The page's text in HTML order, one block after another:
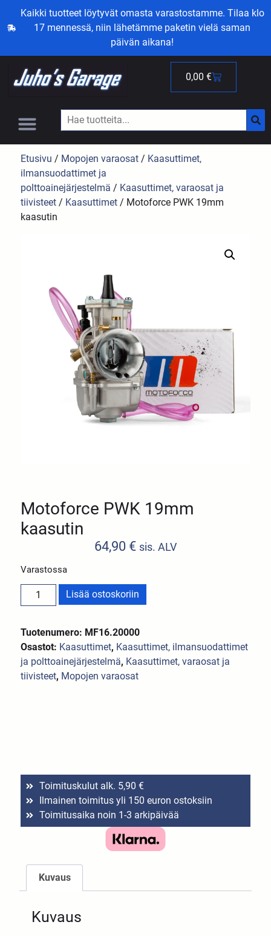
Kaikki tuotteet löytyvät omasta varastostamme. Tilaa klo
17 mennessä, niin lähetämme paketin vielä saman
päivän aikana!
0,00 €
Etusivu / Mopojen varaosat / Kaasuttimet,
ilmansuodattimet ja
polttoainejärjestelmä / Kaasuttimet, varaosat ja
tiivisteet / Kaasuttimet / Motoforce PWK 19mm
kaasutin
Motoforce PWK 19mm
kaasutin
64,90 € sis. ALV
Varastossa
Lisää ostoskoriin
Tuotenumero: MF16.20000
Osastot: Kaasuttimet, Kaasuttimet, ilmansuodattimet
ja polttoainejärjestelmä, Kaasuttimet, varaosat ja
tiivisteet, Mopojen varaosat
Toimituskulut alk. 5,90 €
Ilmainen toimitus yli 150 euron ostoksiin
Toimitusaika noin 1-3 arkipäivää
Kuvaus
Kuvaus